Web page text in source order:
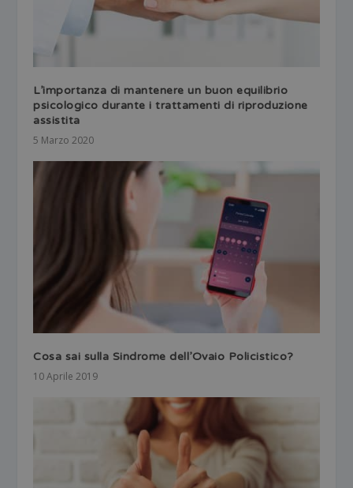
L’importanza di mantenere un buon equilibrio
psicologico durante i trattamenti di riproduzione
assistita
5 Marzo 2020
Cosa sai sulla Sindrome dell’Ovaio Policistico?
10 Aprile 2019